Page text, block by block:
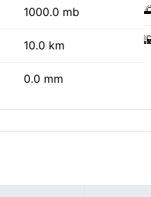
1000.0 mb
10.0 km
0.0 mm